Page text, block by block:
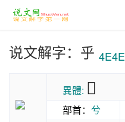
说文解字：乎 4E4E
異體: 𠂞
部首： 兮